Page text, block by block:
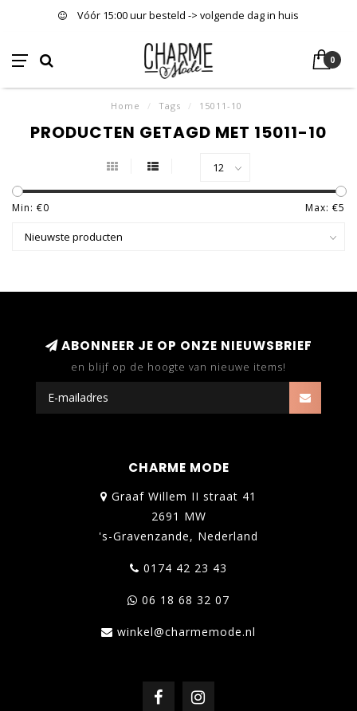
Vóór 15:00 uur besteld -> volgende dag in huis
0
Home / Tags / 15011-10
PRODUCTEN GETAGD MET 15011-10
Min: €0 Max: €5
ABONNEER JE OP ONZE NIEUWSBRIEF
en blijf op de hoogte van nieuwe items!
CHARME MODE
Graaf Willem II straat 41
2691 MW
's-Gravenzande, Nederland
0174 42 23 43
06 18 68 32 07
winkel@charmemode.nl